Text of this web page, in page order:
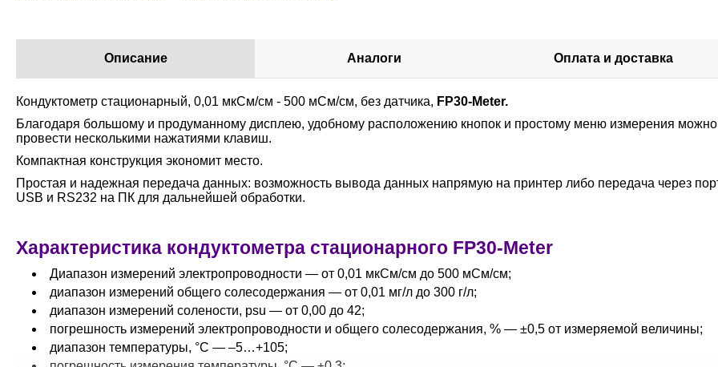
Описание Аналоги Оплата и доставка
Кондуктометр стационарный, 0,01 мкСм/см - 500 мСм/см, без датчика, FP30-Meter.
Благодаря большому и продуманному дисплею, удобному расположению кнопок и простому меню измерения можно
провести несколькими нажатиями клавиш.
Компактная конструкция экономит место.
Простая и надежная передача данных: возможность вывода данных напрямую на принтер либо передача через
USB и RS232 на ПК для дальнейшей обработки.
Характеристика кондуктометра стационарного FP30-Meter
Диапазон измерений электропроводности — от 0,01 мкСм/см до 500 мСм/см;
диапазон измерений общего солесодержания — от 0,01 мг/л до 300 г/л;
диапазон измерений солености, psu — от 0,00 до 42;
погрешность измерений электропроводности и общего солесодержания, % — ±0,5 от измеряемой величины;
диапазон температуры, °С — –5…+105;